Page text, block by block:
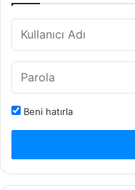
Beni hatırla